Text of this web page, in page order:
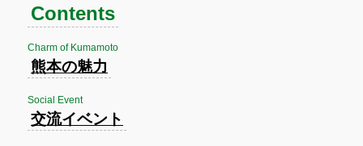
Contents
Charm of Kumamoto
熊本の魅力
Social Event
交流イベント